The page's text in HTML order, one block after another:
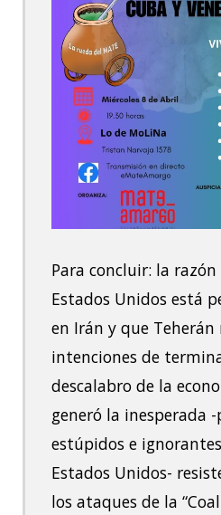
Para concluir: la
Estados Unidos está
en Irán y que
intenciones de
descalabro de la
generó la inesperada
estúpidos e
Estados Unidos-
los ataques de la